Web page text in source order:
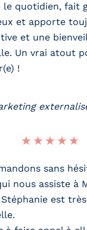
le quotidien, fait
et apporte
et une
Un vrai atout
!
★ ★ ★ ★ ★
sans
nous assiste à
Stéphanie est très